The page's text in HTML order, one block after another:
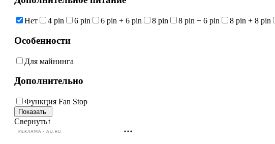
Нет 4 pin 6 pin 6 pin + 6 pin 8 pin 8 pin + 6 pin 8 pin + 8 pin
Особенности
Для майнинга
Дополнительно
Функция Fan Stop
Свернуть↑
РЕКЛАМА • AU.RU